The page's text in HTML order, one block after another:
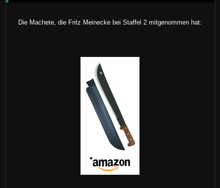
Die Machete, die Fritz Meinecke bei Staffel 2 mitgenommen hat: